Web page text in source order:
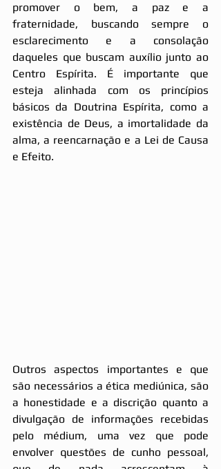
promover o bem, a paz e a
fraternidade, buscando sempre o
esclarecimento e a consolação
daqueles que buscam auxílio junto ao
Centro Espírita. É importante que
esteja alinhada com os princípios
básicos da Doutrina Espírita, como a
existência de Deus, a imortalidade da
alma, a reencarnação e a Lei de Causa
e Efeito.
Outros aspectos importantes e que
são necessários a ética mediúnica, são
a honestidade e a discrição quanto a
divulgação de informações recebidas
pelo médium, uma vez que pode
envolver questões de cunho pessoal,